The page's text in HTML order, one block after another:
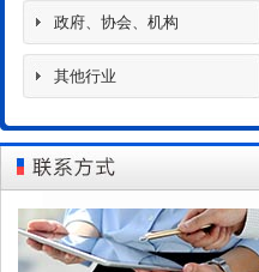
政府、协会、机构
其他行业